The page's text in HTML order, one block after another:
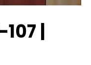
107 |